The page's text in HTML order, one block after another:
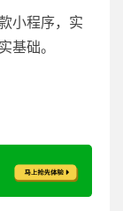
小程序，实
基础。